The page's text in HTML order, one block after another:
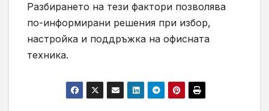
Разбирането на тези фактори позволява
по-информирани решения при избор,
настройка и поддръжка на офисната
техника.